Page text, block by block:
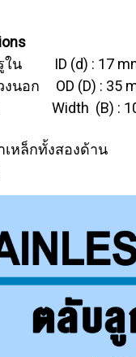
ใน ID (d) : 17
นอก OD (D) : 35
Width (B) : 10
เหล็กทั้งสองด้าน